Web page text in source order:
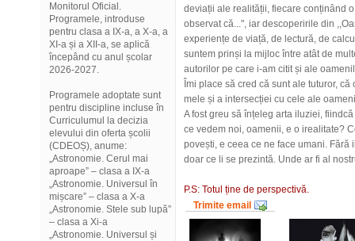
Monitorul Oficial.
Programele, introduse
pentru clasa a IX-a, a X-a, a
XI-a și a XII-a, se aplică
începând cu anul școlar
2026-2027.
Programele adoptate sunt
pentru discipline incluse în
Curriculumul la decizia
elevului din oferta școlii
(CDEOȘ), anume:
„Astronomie. Cerul mai
aproape” – clasa a IX-a
„Astronomie. Universul în
mișcare” – clasa a X-a
„Astronomie. Stele sub lupă”
– clasa a Xi-a
„Astronomie. Universul și
deviații ale realității, fiecare conținând
observat că...", iar descoperirile din
experiențe de viață, de lectură, de
suntem prinși la mijloc între atât de
autorilor pe care i-am citit și ale
Îmi place să cred că sunt ale tuturor,
mele și a intersecției cu cele ale
A fost greu să înțeleg arta iluziei,
ce vedem noi, oamenii, e o irealitate?
povești, e ceea ce ne face umani.
doar ce li se prezintă. Unde ar fi al
P.S: Totul ține de perspectivă.
Trimite email